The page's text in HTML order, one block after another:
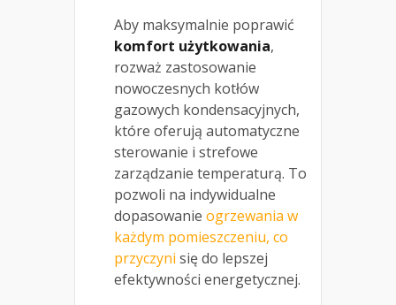
Aby maksymalnie poprawić
komfort użytkowania,
rozważ zastosowanie
nowoczesnych kotłów
gazowych kondensacyjnych,
które oferują automatyczne
sterowanie i strefowe
zarządzanie temperaturą. To
pozwoli na indywidualne
dopasowanie ogrzewania w
każdym pomieszczeniu, co
przyczyni się do lepszej
efektywności energetycznej.